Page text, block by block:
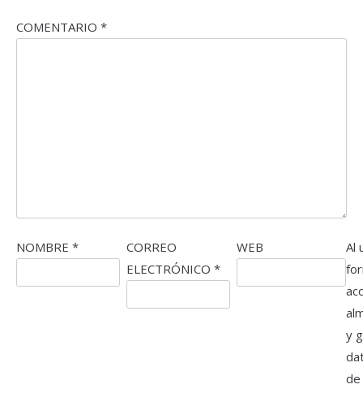
COMENTARIO *
NOMBRE *
CORREO
ELECTRÓNICO *
WEB
Al
y